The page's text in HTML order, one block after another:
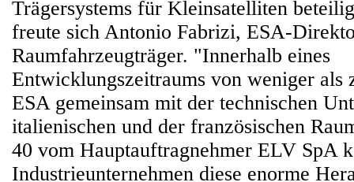
Trägersystems für Kleinsatelliten
freute sich Antonio Fabrizi, ESA-
Raumfahrzeugträger. "Innerhalb eines
Entwicklungszeitraums von weniger als
ESA gemeinsam mit der technischen
italienischen und der französischen
40 vom Hauptauftragnehmer ELV SpA
Industrieunternehmen diese enorme